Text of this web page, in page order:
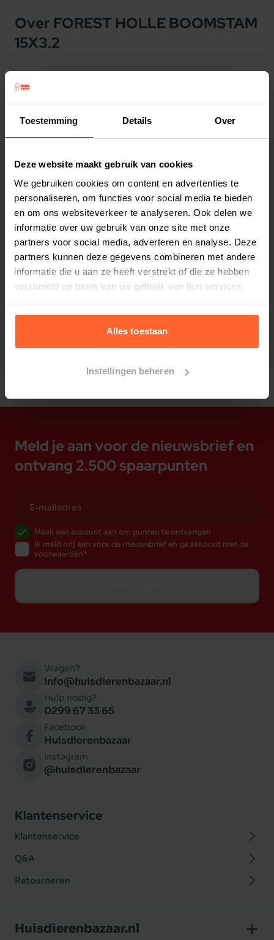
Toestemming Details Over
Deze website maakt gebruik van cookies
We gebruiken cookies om content en advertenties te
personaliseren, om functies voor social media te bieden
en om ons websiteverkeer te analyseren. Ook delen we
informatie over uw gebruik van onze site met onze
partners voor social media, adverteren en analyse. Deze
partners kunnen deze gegevens combineren met andere
informatie die u aan ze heeft verstrekt of die ze hebben
verzameld op basis van uw gebruik van hun services.
Alles toestaan
Instellingen beheren
Over FOREST HOLLE BOOMSTAM
15X3.2
Elke
2 weken
4 weken
Elke
6 weken
Elke
8 weken
Elke
10 weken
Elke
12 weken
Meld je aan voor de nieuwsbrief en
ontvang 2.500 spaarpunten
Maak een account aan om punten te ontvangen
Ik meld mij aan voor de nieuwsbrief en ga akkoord met de
voorwaarden
Vragen?
info@huisdierenbazaar.nl
Hulp nodig?
0299 67 33 65
Facebook
Huisdierenbazaar
Instagram
@huisdierenbazaar
Klantenservice
Klantenservice
Q&A
Retourneren
Huisdierenbazaar.nl